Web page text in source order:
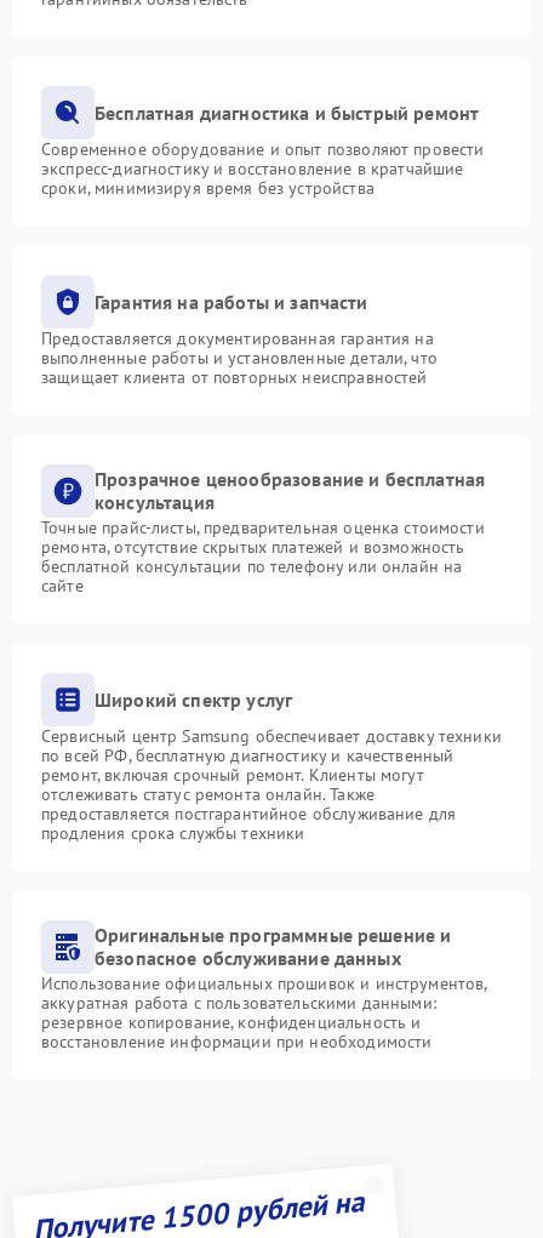
Бесплатная диагностика и быстрый ремонт
Современное оборудование и опыт позволяют провести
экспресс-диагностику и восстановление в кратчайшие
сроки, минимизируя время без устройства
Гарантия на работы и запчасти
Предоставляется документированная гарантия на
выполненные работы и установленные детали, что
защищает клиента от повторных неисправностей
Прозрачное ценообразование и бесплатная
консультация
Точные прайс-листы, предварительная оценка стоимости
ремонта, отсутствие скрытых платежей и возможность
бесплатной консультации по телефону или онлайн на
сайте
Широкий спектр услуг
Сервисный центр Samsung обеспечивает доставку техники
по всей РФ, бесплатную диагностику и качественный
ремонт, включая срочный ремонт. Клиенты могут
отслеживать статус ремонта онлайн. Также
предоставляется постгарантийное обслуживание для
продления срока службы техники
Оригинальные программные решение и
безопасное обслуживание данных
Использование официальных прошивок и инструментов,
аккуратная работа с пользовательскими данными:
резервное копирование, конфиденциальность и
восстановление информации при необходимости
Получите 1500 рублей на